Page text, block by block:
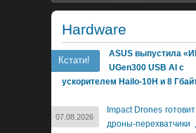
Hardware
Кстати!
ASUS выпустила
UGen300 USB AI с
ускорителем Hailo-10H и 8
07.08.2026
Impact Drones
дроны-